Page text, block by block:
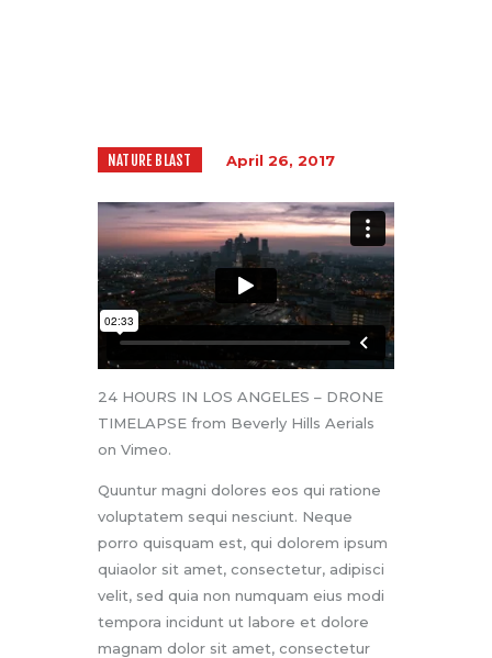
NATURE BLAST April 26, 2017
24 HOURS IN LOS ANGELES – DRONE
TIMELAPSE from Beverly Hills Aerials
on Vimeo.
Quuntur magni dolores eos qui ratione
voluptatem sequi nesciunt. Neque
porro quisquam est, qui dolorem ipsum
quiaolor sit amet, consectetur, adipisci
velit, sed quia non numquam eius modi
tempora incidunt ut labore et dolore
magnam dolor sit amet, consectetur